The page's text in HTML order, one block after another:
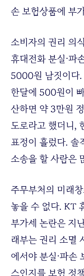
손 보험상품에 부
소비자의 권리 의
휴대전화 분실⋅파
5000원 남짓이다.
한달에 500원이
산하면 약 3만원
도로라고 했더니,
표정이 흘렀다. 솔
소송을 할 사람은
주무부처의 미래
놓을 수 없다. KT
부가세 논란은 지
래부는 권리 소멸
에서야 분실⋅파손
스인지를 보험 정